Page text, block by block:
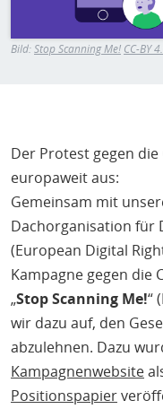
Bild:Stop Scanning Me! CC-BY
Der Protest gegen
europaweit aus:
Gemeinsam mit
Dachorganisation für
(European Digital
Kampagne gegen
„Stop Scanning Me!“
wir dazu auf, den
abzulehnen. Dazu
Kampagnenwebsite
Positionspapier